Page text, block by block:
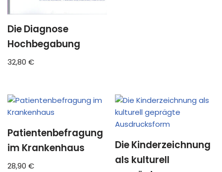
Die Diagnose
Hochbegabung
32,80 €
Patientenbefragung
im Krankenhaus
28,90 €
Die Kinderzeichnung
als kulturell